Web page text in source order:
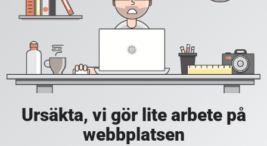
Ursäkta, vi gör lite arbete på
webbplatsen